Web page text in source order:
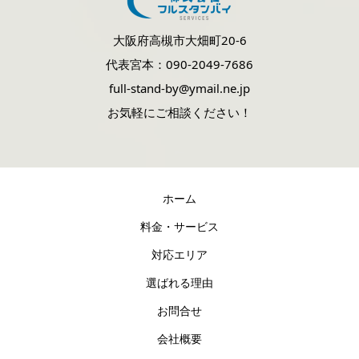
大阪府高槻市大畑町20-6
代表宮本：090-2049-7686
full-stand-by@ymail.ne.jp
お気軽にご相談ください！
ホーム
料金・サービス
対応エリア
選ばれる理由
お問合せ
会社概要